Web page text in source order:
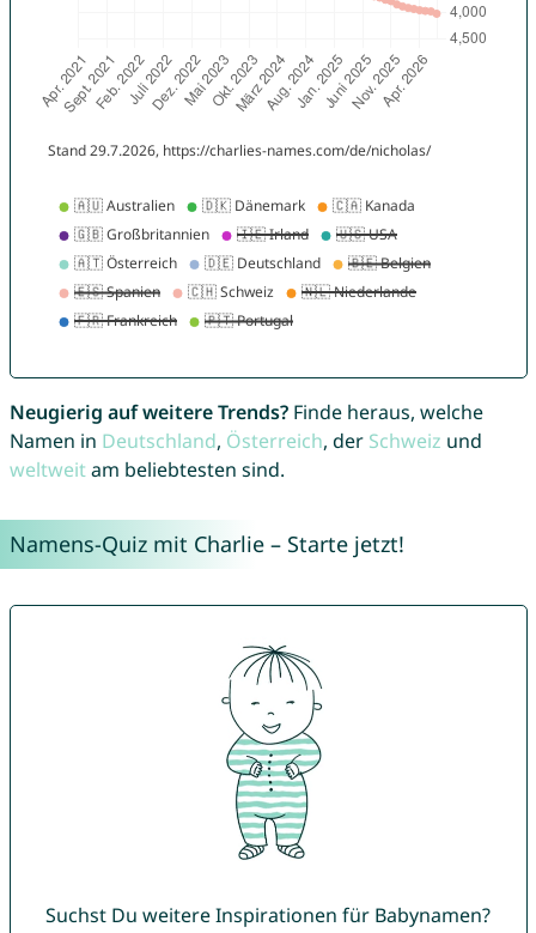
Neugierig auf weitere Trends?Finde heraus, welche
Namen in Deutschland, Österreich, der Schweiz und
weltweitam beliebtesten sind.
Namens-Quiz mit Charlie – Starte jetzt!
Suchst Du weitere Inspirationen für Babynamen?